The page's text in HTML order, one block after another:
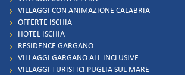
VILLAGGI CON ANIMAZIONE CALABRIA
OFFERTE ISCHIA
HOTEL ISCHIA
RESIDENCE GARGANO
VILLAGGI GARGANO ALL INCLUSIVE
VILLAGGI TURISTICI PUGLIA SUL MARE